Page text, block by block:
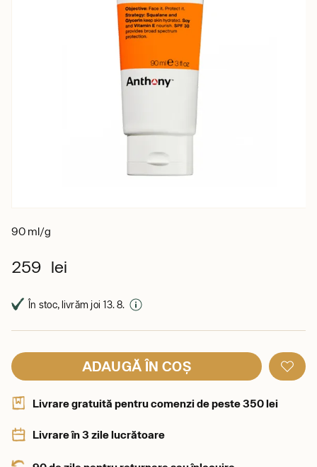
90 ml/g
259 lei
În stoc, livrăm joi 13. 8.
ADAUGĂ ÎN COȘ
Livrare gratuită pentru comenzi de peste 350 lei
Livrare în 3 zile lucrătoare